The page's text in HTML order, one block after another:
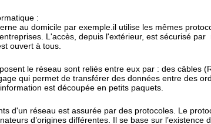
:
au domicile par exemple.il utilise les mêmes
L'accès, depuis l'extérieur, est sécurisé
ouvert à tous.
le réseau sont reliés entre eux par : des
qui permet de transférer des données entre des
est découpée en petits paquets.
d'un réseau est assurée par des protocoles. Le
d’origines différentes. Il se base sur